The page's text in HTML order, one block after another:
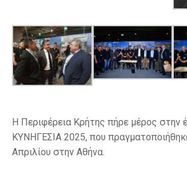
Η Περιφέρεια Κρήτης πήρε μέρος στην
ΚΥΝΗΓΕΣΙΑ 2025, που
Απριλίου στην Αθήνα.